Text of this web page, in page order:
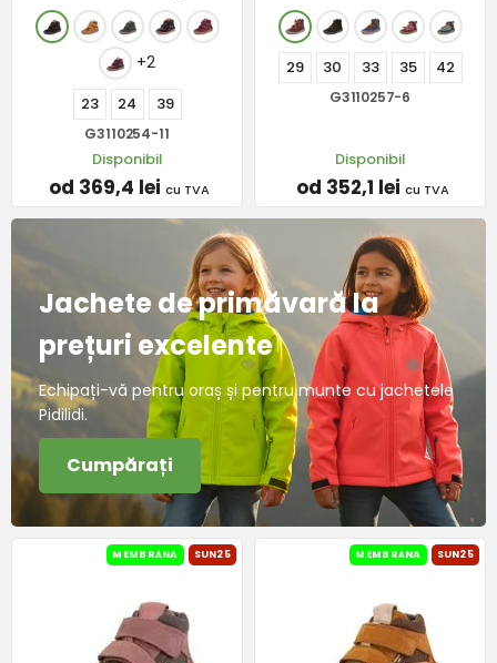
+2
23 24 39
G3110254-11
Disponibil
od 369,4 lei cu TVA
29 30 33 35 42
G3110257-6
Disponibil
od 352,1 lei cu TVA
Jachete de primăvară la
prețuri excelente
Echipați-vă pentru oraș și pentru munte cu jachetele
Pidilidi.
Cumpărați
MEMBRÁNA SUN25 MEMBRÁNA SUN25